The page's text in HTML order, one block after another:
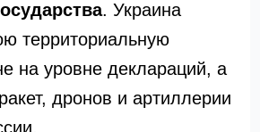
. Украина
территориальную
на уровне деклараций, а
дронов и артиллерии